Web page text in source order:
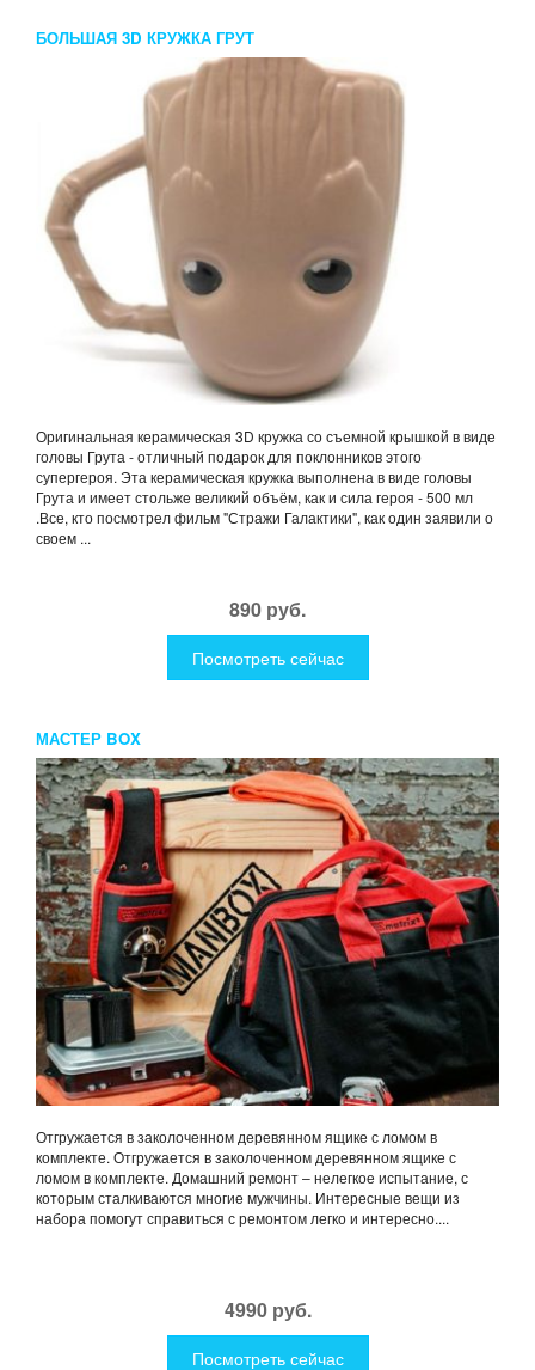
БОЛЬШАЯ 3D КРУЖКА ГРУТ
Оригинальная керамическая 3D кружка со съемной крышкой в виде
головы Грута - отличный подарок для поклонников этого
супергероя. Эта керамическая кружка выполнена в виде головы
Грута и имеет стольже великий объём, как и сила героя - 500 мл
.Все, кто посмотрел фильм "Стражи Галактики", как один заявили о
своем ...
890 руб.
Посмотреть сейчас
МАСТЕР BOX
Отгружается в заколоченном деревянном ящике с ломом в
комплекте. Отгружается в заколоченном деревянном ящике с
ломом в комплекте. Домашний ремонт – нелегкое испытание, с
которым сталкиваются многие мужчины. Интересные вещи из
набора помогут справиться с ремонтом легко и интересно....
4990 руб.
Посмотреть сейчас